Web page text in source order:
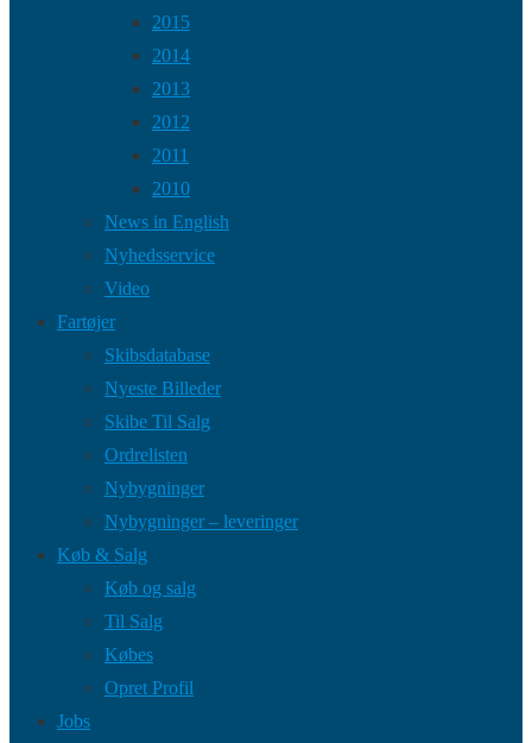
2015
2014
2013
2012
2011
2010
News in English
Nyhedsservice
Video
Fartøjer
Skibsdatabase
Nyeste Billeder
Skibe Til Salg
Ordrelisten
Nybygninger
Nybygninger – leveringer
Køb & Salg
Køb og salg
Til Salg
Købes
Opret Profil
Jobs